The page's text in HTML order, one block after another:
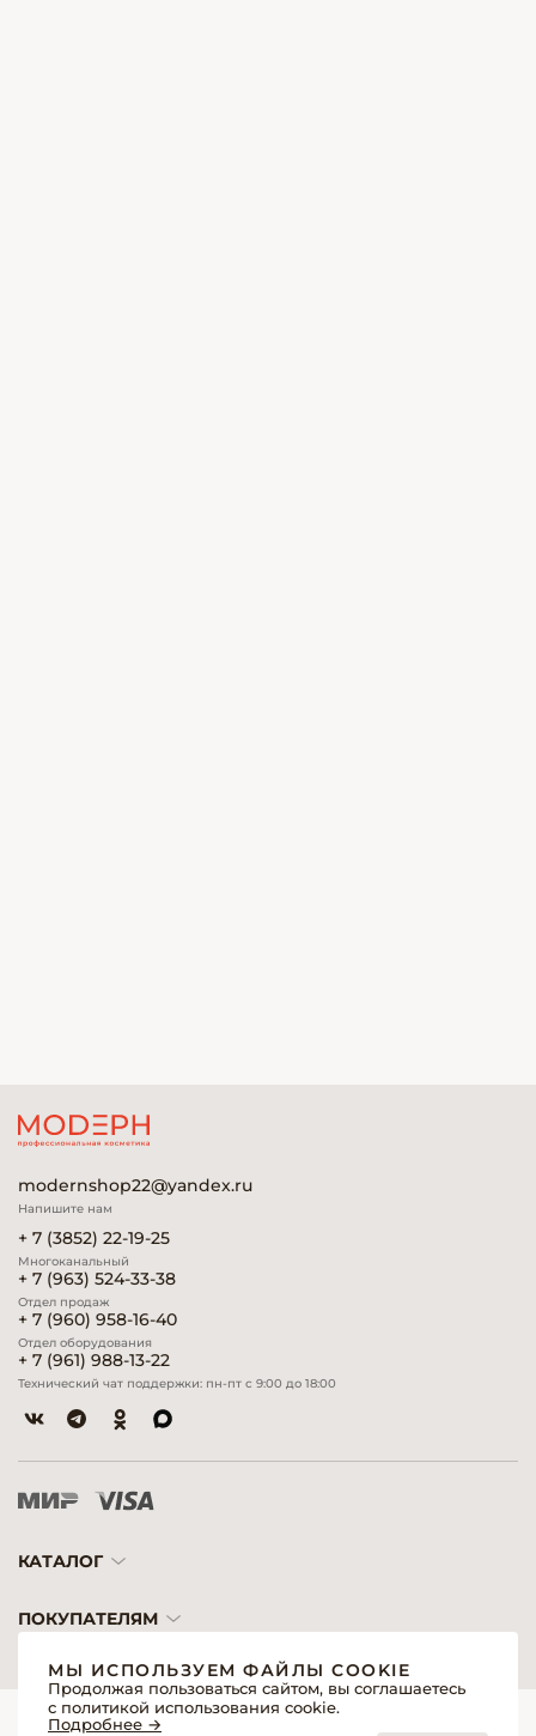
modernshop22@yandex.ru
Напишите нам
+ 7 (3852) 22-19-25
Многоканальный
+ 7 (963) 524-33-38
Отдел продаж
+ 7 (960) 958-16-40
Отдел оборудования
+ 7 (961) 988-13-22
Технический чат поддержки: пн-пт с 9:00 до 18:00
КАТАЛОГ
ПОКУПАТЕЛЯМ
© 2026 «Модерн»— Косметика и оборудование для профессионалов
Создание сайтов
МЫ ИСПОЛЬЗУЕМ ФАЙЛЫ COOKIE
Продолжая пользоваться сайтом, вы соглашаетесь
с политикой использования cookie.
Подробнее →